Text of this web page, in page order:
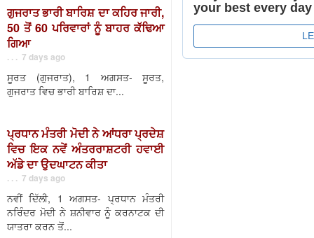
ਗੁਜਰਾਤ ਭਾਰੀ ਬਾਰਿਸ਼ ਦਾ ਕਹਿਰ ਜਾਰੀ,
50 ਤੋਂ 60 ਪਰਿਵਾਰਾਂ ਨੂੰ ਬਾਹਰ ਕੱਢਿਆ
ਗਿਆ
. . . 7 days ago
ਸੂਰਤ (ਗੁਜਰਾਤ), 1 ਅਗਸਤ- ਸੂਰਤ,
ਗੁਜਰਾਤ ਵਿਚ ਭਾਰੀ ਬਾਰਿਸ਼ ਦਾ...
ਪ੍ਰਧਾਨ ਮੰਤਰੀ ਮੋਦੀ ਨੇ ਆਂਧਰਾ ਪ੍ਰਦੇਸ਼
ਵਿਚ ਇਕ ਨਵੇਂ ਅੰਤਰਰਾਸ਼ਟਰੀ ਹਵਾਈ
ਅੱਡੇ ਦਾ ਉਦਘਾਟਨ ਕੀਤਾ
. . . 7 days ago
ਨਵੀਂ ਦਿੱਲੀ, 1 ਅਗਸਤ- ਪ੍ਰਧਾਨ ਮੰਤਰੀ
ਨਰਿੰਦਰ ਮੋਦੀ ਨੇ ਸ਼ਨੀਵਾਰ ਨੂੰ ਕਰਨਾਟਕ ਦੀ
ਯਾਤਰਾ ਕਰਨ ਤੋਂ...